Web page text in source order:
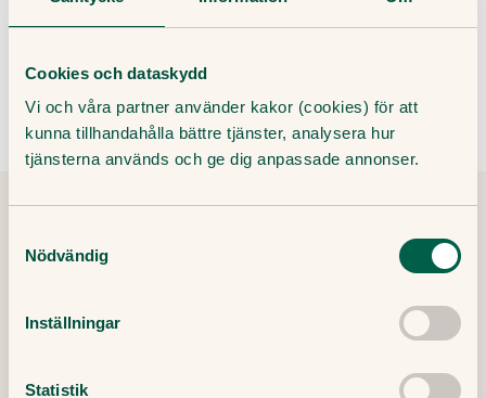
Cookies och dataskydd
Vi och våra partner använder kakor (cookies) för att
kunna tillhandahålla bättre tjänster, analysera hur
tjänsterna används och ge dig anpassade annonser.
Nödvändig
Inställningar
Statistik
Sök vård
Tipsa och dela artikeln Kopiera länk